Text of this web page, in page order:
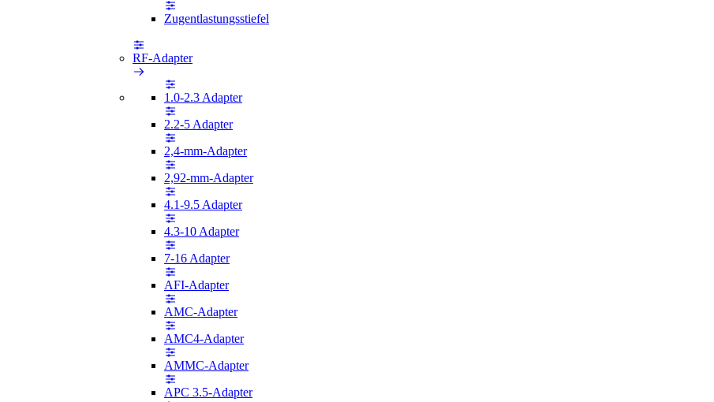
Zugentlastungsstiefel
RF-Adapter
1.0-2.3 Adapter
2.2-5 Adapter
2,4-mm-Adapter
2,92-mm-Adapter
4.1-9.5 Adapter
4.3-10 Adapter
7-16 Adapter
AFI-Adapter
AMC-Adapter
AMC4-Adapter
AMMC-Adapter
APC 3.5-Adapter